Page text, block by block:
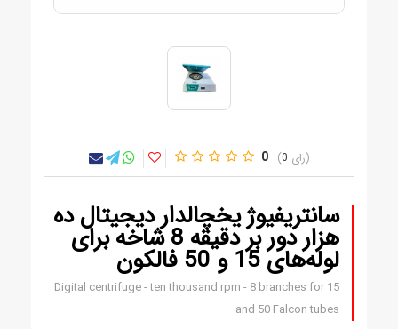
0 0
سانتریفیوژ یخچالدار دیجیتال ده
هزار دور بر دقیقه 8 شاخه برای
لوله‌های 15 و 50 فالکون
Digital centrifuge - ten thousand rpm - 8 branches for 15
and 50 Falcon tubes